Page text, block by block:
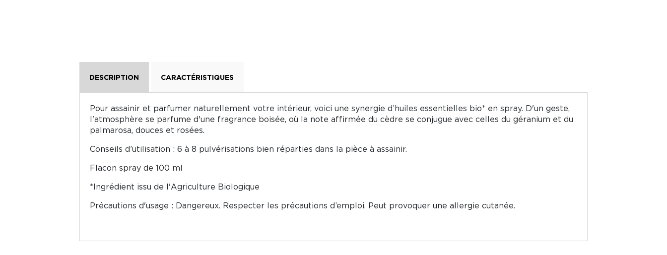
DESCRIPTION CARACTÉRISTIQUES
Pour assainir et parfumer naturellement votre intérieur, voici une synergie d’huiles essentielles bio* en spray. D'un geste,
l'atmosphère se parfume d'une fragrance boisée, où la note affirmée du cèdre se conjugue avec celles du géranium et du
palmarosa, douces et rosées.
Conseils d’utilisation : 6 à 8 pulvérisations bien réparties dans la pièce à assainir.
Flacon spray de 100 ml
*Ingrédient issu de l'Agriculture Biologique
Précautions d'usage : Dangereux. Respecter les précautions d’emploi. Peut provoquer une allergie cutanée.